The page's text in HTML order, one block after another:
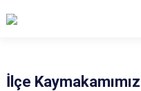
İlçe